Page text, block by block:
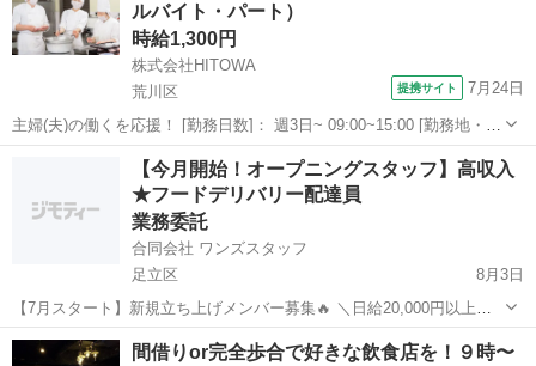
ルバイト・パート）
時給1,300円
株式会社HITOWA
荒川区
提携サイト 7月24日
主婦(夫)の働くを応援！ [勤務日数]： 週3日~ 09:00~15:00 [勤務地・最
寄駅]： 東京都荒川区南千住8-10-1 荒川区内学校2_11063 京成関屋駅
徒歩11分 [職種名]：学校給食の調理補助（アル...
その他
【今月開始！オープニングスタッフ】高収入
★フードデリバリー配達員
業務委託
合同会社 ワンズスタッフ
足立区
8月3日
【7月スタート】新規立ち上げメンバー募集🔥 ＼日給20,000円以上も
可能！／ロケットナウ配達ドライバー
―――――――――――――――――― 🚀 東京・埼玉エリア新規スタ
東京 足立区 デリバリー オープニング
間借りor完全歩合で好きな飲食店を！９時〜